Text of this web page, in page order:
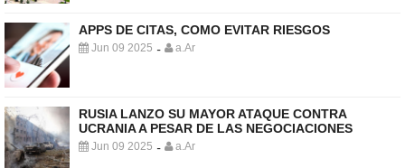
APPS DE CITAS, COMO EVITAR RIESGOS
Jun 09 2025 - a.Ar
RUSIA LANZO SU MAYOR ATAQUE CONTRA
UCRANIA A PESAR DE LAS NEGOCIACIONES
Jun 09 2025 - a.Ar